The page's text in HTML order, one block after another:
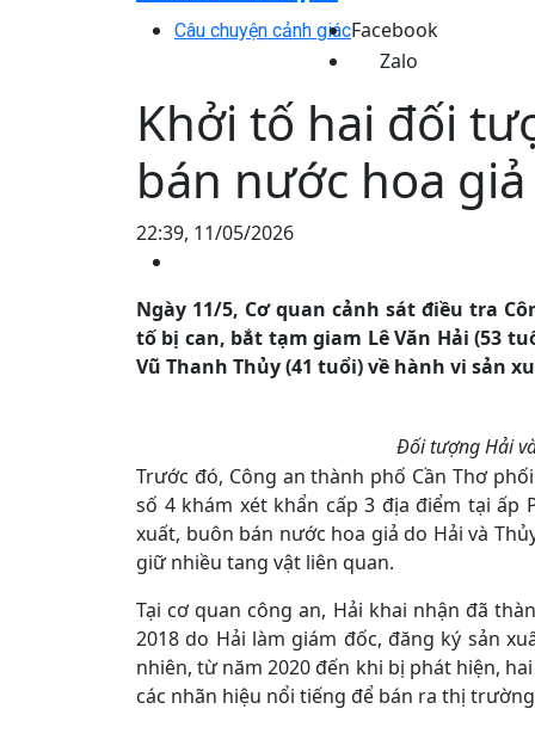
Câu chuyện cảnh giácFacebook
Zalo
Khởi tố hai đối
bán nước hoa giả
22:39, 11/05/2026
Ngày 11/5, Cơ quan cảnh sát điều tra
tố bị can, bắt tạm giam Lê Văn Hải (53
Vũ Thanh Thủy (41 tuổi) về hành vi sản
Đối tượng Hải
Trước đó, Công an thành phố Cần Thơ
số 4 khám xét khẩn cấp 3 địa điểm tại ấp
xuất, buôn bán nước hoa giả do Hải và
giữ nhiều tang vật liên quan.
Tại cơ quan công an, Hải khai nhận đã
2018 do Hải làm giám đốc, đăng ký sản
nhiên, từ năm 2020 đến khi bị phát hiện,
các nhãn hiệu nổi tiếng để bán ra thị